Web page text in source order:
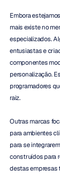
Embora
mais existe no
especializados.
entusiastas e
componentes
personalização.
programadores
raiz.
Outras marcas
para ambientes
para se
construídos para